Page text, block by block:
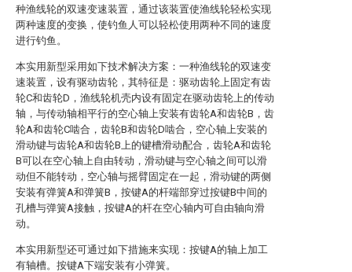
种渔线轮的双速变速装置，通过该装置使渔线轮轻松实现
两种速度的变换，使钓鱼人可以轻松使用两种不同的速度
进行钓鱼。
本实用新型采用如下技术解决方案：一种渔线轮的双速变
速装置，设有驱动齿轮，其特征是：驱动齿轮上固定有齿
轮C和齿轮D，渔线轮机壳内设有固定在驱动齿轮上的传动
轴，与传动轴相平行的空心轴上安装有齿轮A和齿轮B，齿
轮A和齿轮C啮合，齿轮B和齿轮D啮合，空心轴上安装的
滑动键与齿轮A和齿轮B上的键槽滑动配合，齿轮A和齿轮
B可以在空心轴上自由转动，滑动键与空心轴之间可以滑
动但不能转动，空心轴与摇臂固定在一起，滑动键的两侧
安装有弹簧A和弹簧B，按键A的杆端部穿过按键B中间的
孔槽与弹簧A接触，按键A的杆在空心轴内可自由轴向滑
动。
本实用新型还可通过如下措施来实现：按键A的轴上加工
有轴槽。按键A下端安装有小弹簧。